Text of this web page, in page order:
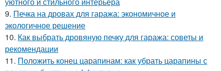
9. Печка на дровах для гаража: экономичное и
экологичное решение
10. Как выбрать дровяную печку для гаража: советы и
рекомендации
11. Положить конец царапинам: как убрать царапины с